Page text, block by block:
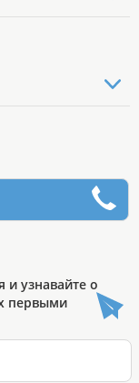
узнавайте о
первыми